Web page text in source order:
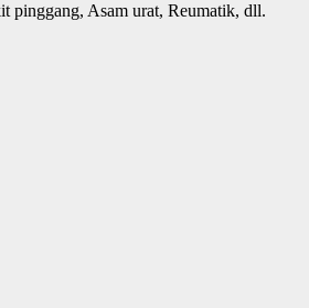
pinggang, Asam urat, Reumatik, dll.